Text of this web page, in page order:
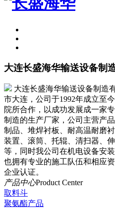
大连长盛海华输送设备制
大连长盛海华输送设备制造
市大连，公司于1992年成立至
院所合作，以成功发展成一家
制造的生产厂家，公司主营产
制品、堆焊衬板、耐高温耐磨
装置、滚筒、托辊、清扫器、
等，同时我公司在机电设备安
也拥有专业的施工队伍和相应
企业认证。
产品中心Product Center
取料斗
聚氨酯产品